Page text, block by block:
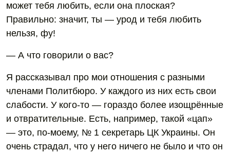
может тебя любить, если она плоская?
Правильно: значит, ты — урод и тебя любить
нельзя, фу!
— А что говорили о вас?
Я рассказывал про мои отношения с разными
членами Политбюро. У каждого из них есть свои
слабости. У кого-то — гораздо более изощрённые
и отвратительные. Есть, например, такой «цап»
— это, по-моему, № 1 секретарь ЦК Украины. Он
очень страдал, что у него ничего не было и что он